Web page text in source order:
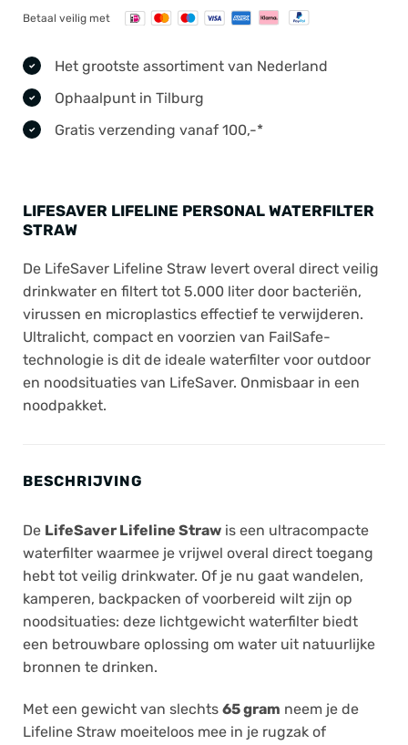
Betaal veilig met
Het grootste assortiment van Nederland
Ophaalpunt in Tilburg
Gratis verzending vanaf 100,-*
LIFESAVER LIFELINE PERSONAL WATERFILTER
STRAW
De LifeSaver Lifeline Straw levert overal direct veilig
drinkwater en filtert tot 5.000 liter door bacteriën,
virussen en microplastics effectief te verwijderen.
Ultralicht, compact en voorzien van FailSafe-
technologie is dit de ideale waterfilter voor outdoor
en noodsituaties van LifeSaver. Onmisbaar in een
noodpakket.
BESCHRIJVING
De LifeSaver Lifeline Straw is een ultracompacte
waterfilter waarmee je vrijwel overal direct toegang
hebt tot veilig drinkwater. Of je nu gaat wandelen,
kamperen, backpacken of voorbereid wilt zijn op
noodsituaties: deze lichtgewicht waterfilter biedt
een betrouwbare oplossing om water uit natuurlijke
bronnen te drinken.
Met een gewicht van slechts 65 gram neem je de
Lifeline Straw moeiteloos mee in je rugzak of